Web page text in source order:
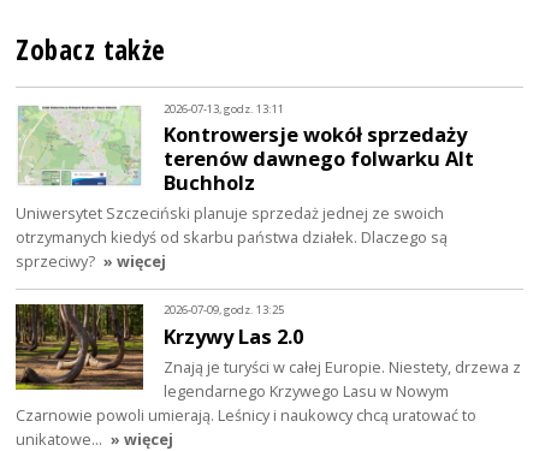
Zobacz także
2026-07-13, godz. 13:11
Kontrowersje wokół sprzedaży
terenów dawnego folwarku Alt
Buchholz
Uniwersytet Szczeciński planuje sprzedaż jednej ze swoich
otrzymanych kiedyś od skarbu państwa działek. Dlaczego są
sprzeciwy? » więcej
2026-07-09, godz. 13:25
Krzywy Las 2.0
Znają je turyści w całej Europie. Niestety, drzewa z
legendarnego Krzywego Lasu w Nowym
Czarnowie powoli umierają. Leśnicy i naukowcy chcą uratować to
unikatowe… » więcej